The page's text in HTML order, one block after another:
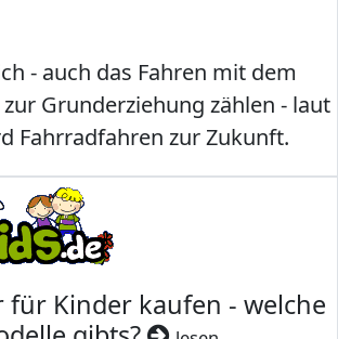
- auch das Fahren mit dem
Grunderziehung zählen - laut
Fahrradfahren zur Zukunft.
für Kinder kaufen - welche